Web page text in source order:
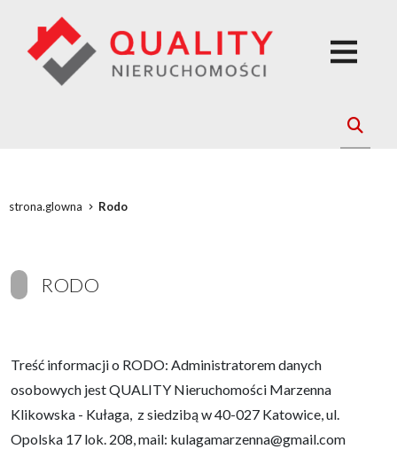
strona.glowna Rodo
RODO
Treść informacji o RODO: Administratorem danych
osobowych jest QUALITY Nieruchomości Marzenna
Klikowska - Kułaga, z siedzibą w 40-027 Katowice, ul.
Opolska 17 lok. 208, mail: kulagamarzenna@gmail.com